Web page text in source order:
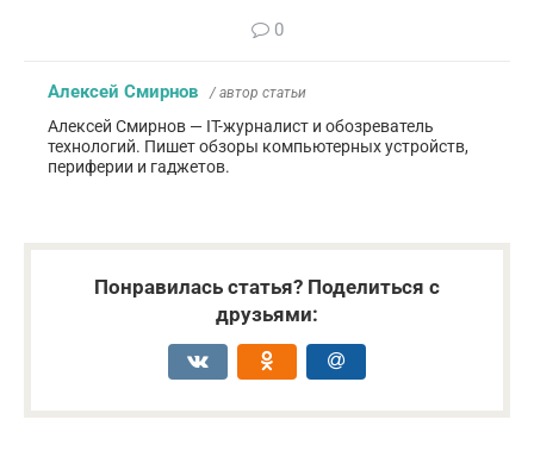
0
Алексей Смирнов / автор статьи
Алексей Смирнов — IT-журналист и обозреватель
технологий. Пишет обзоры компьютерных устройств,
периферии и гаджетов.
Понравилась статья? Поделиться с
друзьями: